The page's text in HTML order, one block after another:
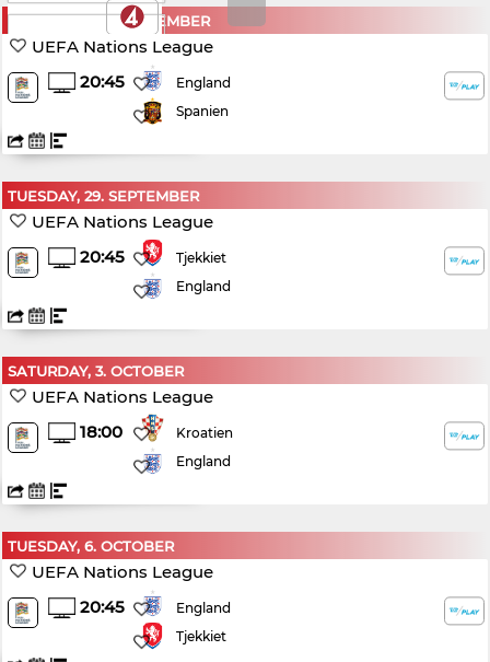
TV2 PLAY
SATURDAY, 26. SEPTEMBER
UEFA Nations League
20:45
England
Spanien
TUESDAY, 29. SEPTEMBER
UEFA Nations League
20:45
Tjekkiet
England
SATURDAY, 3. OCTOBER
UEFA Nations League
18:00
Kroatien
England
TUESDAY, 6. OCTOBER
UEFA Nations League
20:45
England
Tjekkiet